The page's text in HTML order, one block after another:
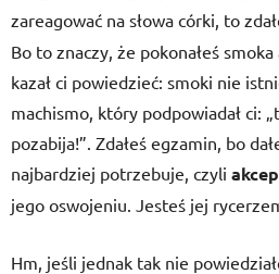
zareagować na słowa córki, to
Bo to znaczy, że pokonałeś
kazał ci powiedzieć: smoki nie
machismo, który podpowiadał ci:
pozabija!”. Zdałeś egzamin, bo
najbardziej potrzebuje, czyli
jego oswojeniu. Jesteś jej
Hm, jeśli jednak tak nie